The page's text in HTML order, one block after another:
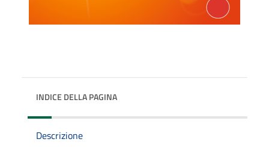
INDICE DELLA PAGINA
Descrizione